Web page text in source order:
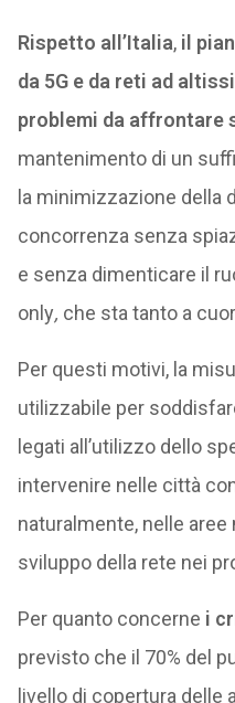
Rispetto all’Italia, il
da 5G e da reti ad
problemi da affrontare
mantenimento di un
la minimizzazione della
concorrenza senza
e senza dimenticare il
only, che sta tanto a
Per questi motivi, la
utilizzabile per
legati all’utilizzo dello
intervenire nelle città
naturalmente, nelle
sviluppo della rete nei
Per quanto concerne i
previsto che il 70% del
livello di copertura delle